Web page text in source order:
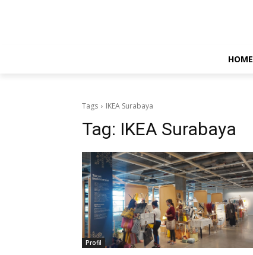
HOME
Tags IKEA Surabaya
Tag: IKEA Surabaya
Profil